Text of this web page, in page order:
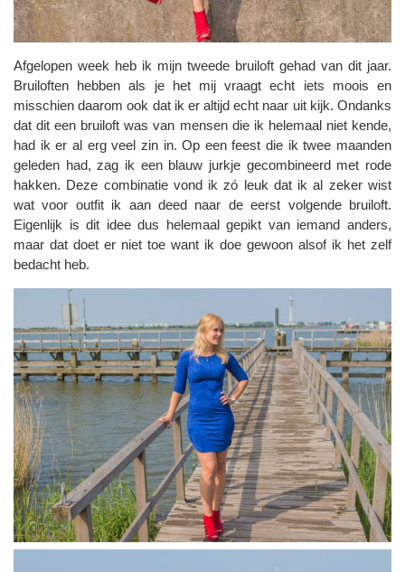
Afgelopen week heb ik mijn tweede bruiloft gehad van dit jaar.
Bruiloften hebben als je het mij vraagt echt iets moois en
misschien daarom ook dat ik er altijd echt naar uit kijk. Ondanks
dat dit een bruiloft was van mensen die ik helemaal niet kende,
had ik er al erg veel zin in. Op een feest die ik twee maanden
geleden had, zag ik een blauw jurkje gecombineerd met rode
hakken. Deze combinatie vond ik zó leuk dat ik al zeker wist
wat voor outfit ik aan deed naar de eerst volgende bruiloft.
Eigenlijk is dit idee dus helemaal gepikt van iemand anders,
maar dat doet er niet toe want ik doe gewoon alsof ik het zelf
bedacht heb.